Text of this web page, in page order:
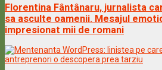
Florentina Fântânaru, jurnalista
sa asculte oamenii. Mesajul
impresionat mii de romani